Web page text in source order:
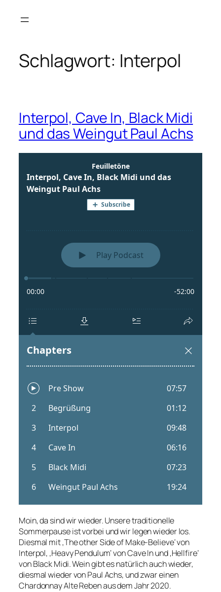
Inhalt
Schlagwort: Interpol
Interpol, Cave In, Black Midi
und das Weingut Paul Achs
Moin, da sind wir wieder. Unsere traditionelle
Sommerpause ist vorbei und wir legen wieder los.
Diesmal mit ‚The other Side of Make-Believe‘ von
Interpol, ‚Heavy Pendulum‘ von Cave In und ‚Hellfire‘
von Black Midi. Wein gibt es natürlich auch wieder,
diesmal wieder von Paul Achs, und zwar einen
Chardonnay Alte Reben aus dem Jahr 2020.